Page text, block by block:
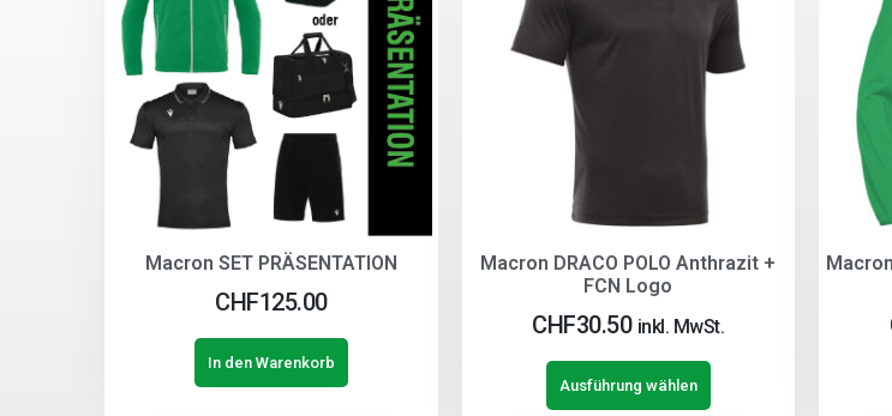
Macron SET PRÄSENTATION
CHF125.00
In den Warenkorb
Macron DRACO POLO Anthrazit +
FCN Logo
CHF30.50 inkl. MwSt.
Ausführung wählen